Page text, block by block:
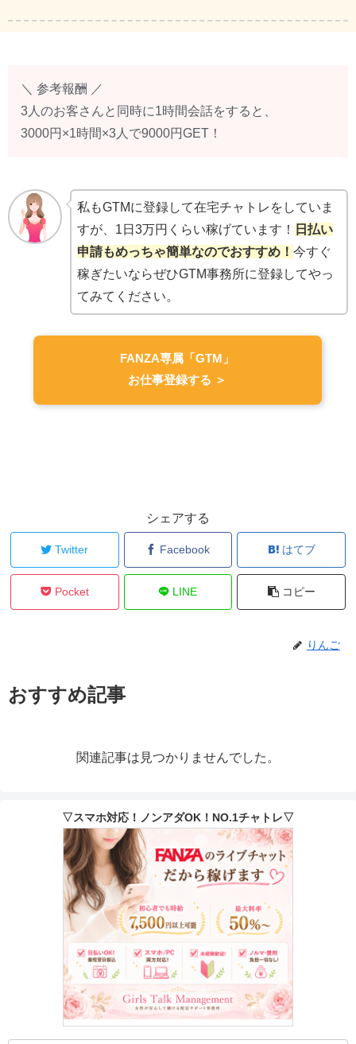
＼ 参考報酬 ／
3人のお客さんと同時に1時間会話をすると、
3000円×1時間×3人で9000円GET！
私もGTMに登録して在宅チャトレをしていま
すが、1日3万円くらい稼げています！
日払い
申請もめっちゃ簡単なのでおすすめ！今すぐ
稼ぎたいならぜひGTM事務所に登録してやっ
てみてください。
FANZA専属「GTM」
お仕事登録する ＞
シェアする
Twitter Facebook はてブ
Pocket LINE コピー
りんご
おすすめ記事
関連記事は見つかりませんでした。
▽スマホ対応！ノンアダOK！NO.1チャトレ▽